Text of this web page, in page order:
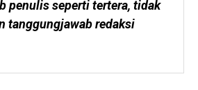
penulis seperti tertera, tidak